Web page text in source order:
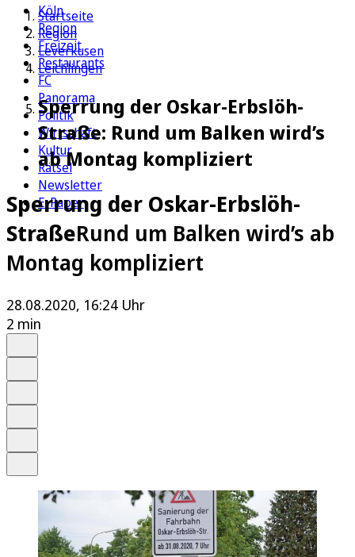
Köln
Region
Freizeit
Restaurants
FC
Panorama
Politik
Wirtschaft
Kultur
Rätsel
Newsletter
E-Paper
Startseite
Region
Leverkusen
Leichlingen
Sperrung der Oskar-Erbslöh-
Straße: Rund um Balken wird’s
ab Montag kompliziert
Sperrung der Oskar-Erbslöh-
StraßeRund um Balken wird’s ab
Montag kompliziert
28.08.2020, 16:24 Uhr
2 min